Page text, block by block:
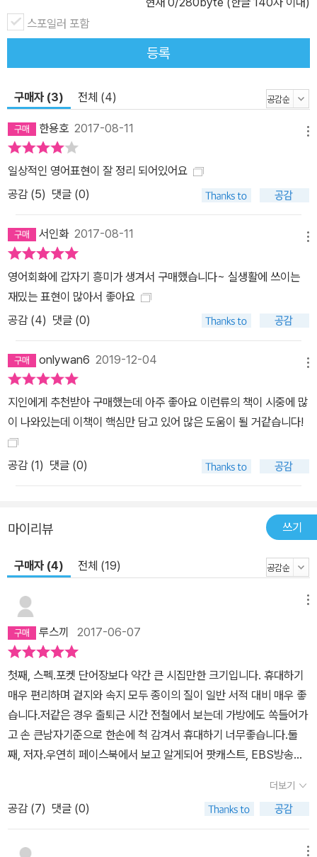
스포일러 포함
등록
구매자 (3) 전체 (4)
한용호 2017-08-11
일상적인 영어표현이 잘 정리 되어있어요
공감 (5) 댓글 (0)
서인화2017-08-11
영어회화에 갑자기 흥미가 생겨서 구매했습니다~ 실생활에 쓰이는
재밌는 표현이 많아서 좋아요
공감 (4) 댓글 (0)
onlywan6 2019-12-04
지인에게 추천받아 구매했는데 아주 좋아요 이런류의 책이 시중에 많
이 나와있는데 이책이 핵심만 담고 있어 많은 도움이 될 거같습니다!
공감 (1) 댓글 (0)
마이리뷰 쓰기
구매자 (4) 전체 (19)
루스끼 2017-06-07
첫째, 스펙.포켓 단어장보다 약간 큰 시집만한 크기입니다. 휴대하기
매우 편리하며 겉지와 속지 모두 종이의 질이 일반 서적 대비 매우 좋
습니다.저같은 경우 출퇴근 시간 전철에서 보는데 가방에도 쏙들어가
고 손 큰남자기준으로 한손에 척 감겨서 휴대하기 너무좋습니다.둘
째, 저자.우연히 페이스북에서 보고 알게되어 팟캐스트, EBS방송까
설명 없이 약력을 보시면 답이 나옵니다.셋째, 가격.정가 13,000원이
지만 온라인가 11,700원이며, 이는 아메리카노 세번, 담배 두갑만 참
으면 되십니다.건강을 챙기면서 네이티브 잉글리시를 구사해보세요.
책한궈누기본 15,000원 넘어가는 요즘시대에 책이 11,700원이면
더보기
공감 (7) 댓글 (0)